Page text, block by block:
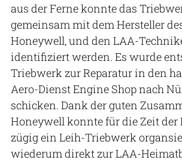
aus der Ferne konnte das
gemeinsam mit dem Hersteller
Honeywell, und den LAA-
identifiziert werden. Es wurde
Triebwerk zur Reparatur in den
Aero-Dienst Engine Shop nach
schicken. Dank der guten
Honeywell konnte für die Zeit der
zügig ein Leih-Triebwerk
wiederum direkt zur LAA-